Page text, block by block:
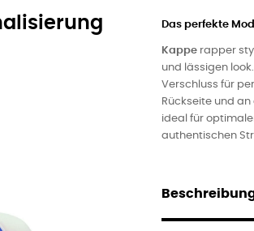
Das perfekte
Kapperapper
und lässigen
Verschluss für
Rückseite und
ideal für
authentischen